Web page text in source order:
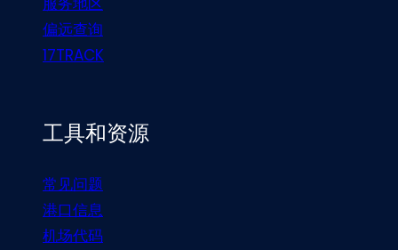
偏远查询
17TRACK
工具和资源
常见问题
港口信息
机场代码